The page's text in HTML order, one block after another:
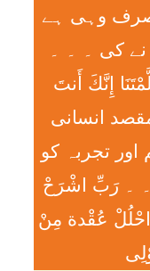
صرف وہی ہے
کی ۔ ۔ ۔
إِنَّكَ أَنتَ
انسانی
اور تجربہ کو
۔ ۔ رَبِّ اشْرَحْ
عُقْدة مِنْ